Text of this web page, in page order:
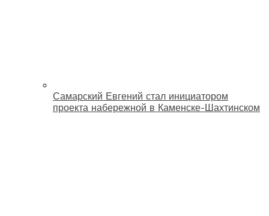
Самарский Евгений стал инициатором
проекта набережной в Каменске-Шахтинском